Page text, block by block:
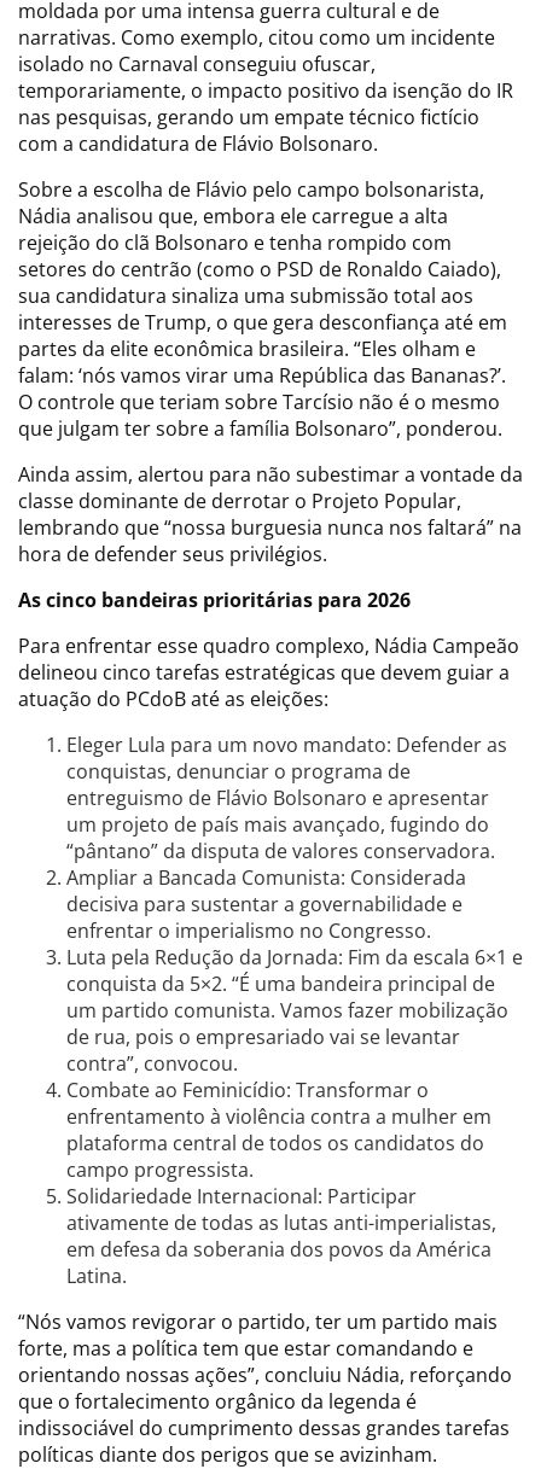
moldada por uma intensa guerra cultural e de
narrativas. Como exemplo, citou como um incidente
isolado no Carnaval conseguiu ofuscar,
temporariamente, o impacto positivo da isenção do IR
nas pesquisas, gerando um empate técnico fictício
com a candidatura de Flávio Bolsonaro.
Sobre a escolha de Flávio pelo campo bolsonarista,
Nádia analisou que, embora ele carregue a alta
rejeição do clã Bolsonaro e tenha rompido com
setores do centrão (como o PSD de Ronaldo Caiado),
sua candidatura sinaliza uma submissão total aos
interesses de Trump, o que gera desconfiança até em
partes da elite econômica brasileira. “Eles olham e
falam: ‘nós vamos virar uma República das Bananas?’.
O controle que teriam sobre Tarcísio não é o mesmo
que julgam ter sobre a família Bolsonaro”, ponderou.
Ainda assim, alertou para não subestimar a vontade da
classe dominante de derrotar o Projeto Popular,
lembrando que “nossa burguesia nunca nos faltará” na
hora de defender seus privilégios.
As cinco bandeiras prioritárias para 2026
Para enfrentar esse quadro complexo, Nádia Campeão
delineou cinco tarefas estratégicas que devem guiar a
atuação do PCdoB até as eleições:
Eleger Lula para um novo mandato: Defender as
conquistas, denunciar o programa de
entreguismo de Flávio Bolsonaro e apresentar
um projeto de país mais avançado, fugindo do
“pântano” da disputa de valores conservadora.
Ampliar a Bancada Comunista: Considerada
decisiva para sustentar a governabilidade e
enfrentar o imperialismo no Congresso.
Luta pela Redução da Jornada: Fim da escala 6×1 e
conquista da 5×2. “É uma bandeira principal de
um partido comunista. Vamos fazer mobilização
de rua, pois o empresariado vai se levantar
contra”, convocou.
Combate ao Feminicídio: Transformar o
enfrentamento à violência contra a mulher em
plataforma central de todos os candidatos do
campo progressista.
Solidariedade Internacional: Participar
ativamente de todas as lutas anti-imperialistas,
em defesa da soberania dos povos da América
Latina.
“Nós vamos revigorar o partido, ter um partido mais
forte, mas a política tem que estar comandando e
orientando nossas ações”, concluiu Nádia, reforçando
que o fortalecimento orgânico da legenda é
indissociável do cumprimento dessas grandes tarefas
políticas diante dos perigos que se avizinham.